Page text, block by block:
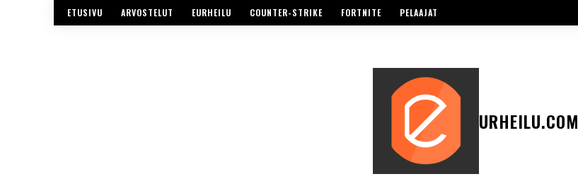
ETUSIVU ARVOSTELUT EURHEILU COUNTER-STRIKE FORTNITE PELAAJAT
URHEILU.COM